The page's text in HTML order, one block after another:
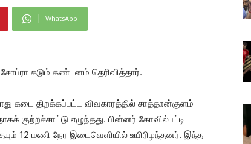
WhatsApp
சோப்ரா கடும் கண்டனம் தெரிவித்தார்.
கடை திறக்கப்பட்ட விவகாரத்தில் சாத்தான்குளம்
எழுந்தது. பின்னர் கோவில்பட்டி
12 மணி நேர இடைவெளியில் உயிரிழந்தனர். இந்த